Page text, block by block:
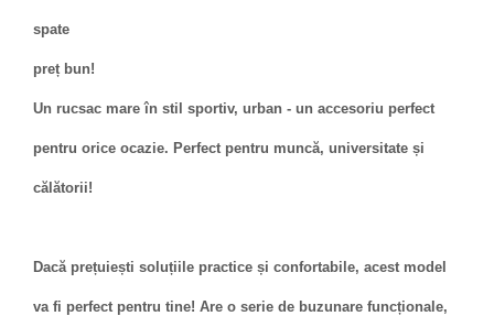
spate
preț bun!
Un rucsac mare în stil sportiv, urban - un accesoriu perfect
pentru orice ocazie. Perfect pentru muncă, universitate și
călătorii!
Dacă prețuiești soluțiile practice și confortabile, acest model
va fi perfect pentru tine! Are o serie de buzunare funcționale,